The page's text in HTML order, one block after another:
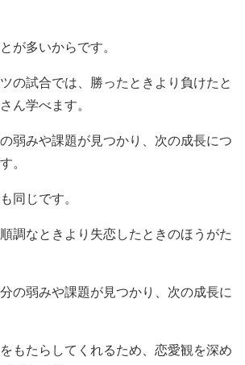
が多いからです。
の試合では、勝ったときより負けたと
ん学べます。
弱みや課題が見つかり、次の成長につ
。
同じです。
調なときより失恋したときのほうがた
の弱みや課題が見つかり、次の成長に
もたらしてくれるため、恋愛観を深め